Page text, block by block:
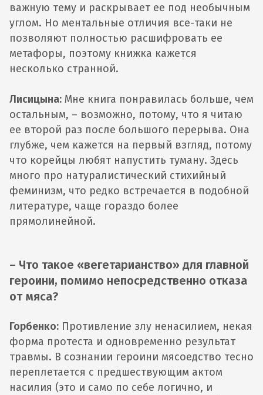
важную тему и раскрывает ее под необычным
углом. Но ментальные отличия все-таки не
позволяют полностью расшифровать ее
метафоры, поэтому книжка кажется
несколько странной.
Лисицына: Мне книга понравилась больше, чем
остальным, – возможно, потому, что я читаю
ее второй раз после большого перерыва. Она
глубже, чем кажется на первый взгляд, потому
что корейцы любят напустить туману. Здесь
много про натуралистический стихийный
феминизм, что редко встречается в подобной
литературе, чаще гораздо более
прямолинейной.
– Что такое «вегетарианство» для главной
героини, помимо непосредственно отказа
от мяса?
Горбенко: Противление злу ненасилием, некая
форма протеста и одновременно результат
травмы. В сознании героини мясоедство тесно
переплетается с предшествующим актом
насилия (это и само по себе логично, и